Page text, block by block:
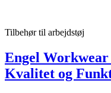
Tilbehør til arbejdstøj
Engel
Kvalitet og